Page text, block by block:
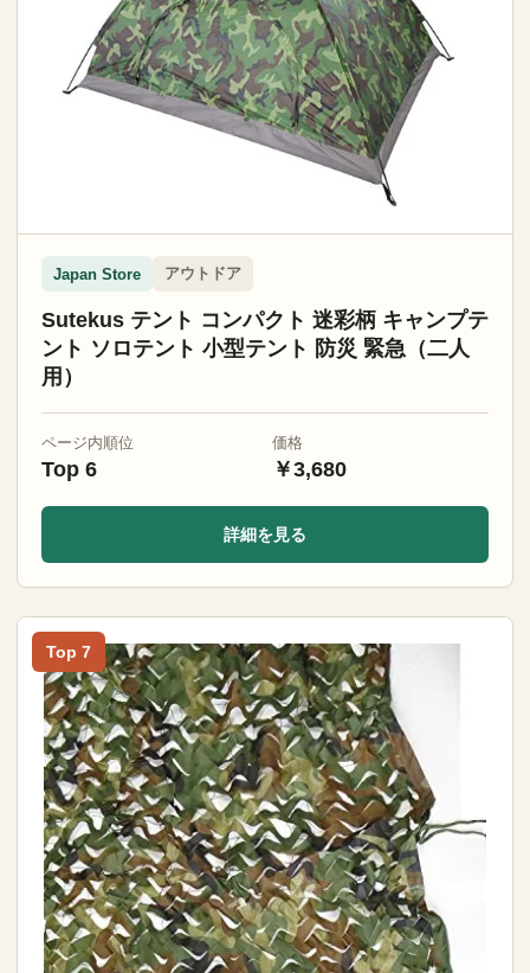
Japan Store アウトドア
Sutekus テント コンパクト 迷彩柄 キャンプテ
ント ソロテント 小型テント 防災 緊急（二人
用）
ページ内順位
Top 6
価格
￥3,680
詳細を見る
Top 7